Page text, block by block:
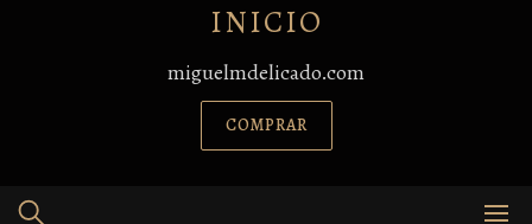
INICIO
miguelmdelicado.com
COMPRAR